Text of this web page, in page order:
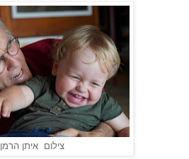
צילום איתן הרמן